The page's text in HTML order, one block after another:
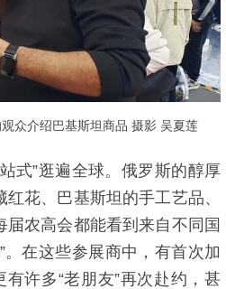
众介绍巴基斯坦商品 摄影 吴夏莲
式”逛遍全球。俄罗斯的醇厚
花、巴基斯坦的手工艺品、
农高会都能看到来自不同国
。在这些参展商中，有首次加
有许多“老朋友”再次赴约，甚